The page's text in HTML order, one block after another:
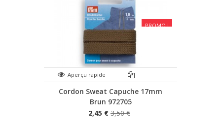
PROMO !
Aperçu rapide
Cordon Sweat Capuche 17mm
Brun 972705
2,45 € 3,50 €